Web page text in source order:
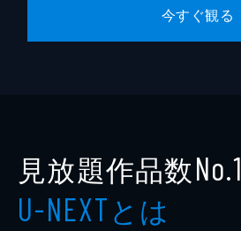
今すぐ観る
見放題作品数No.1
U-NEXTとは